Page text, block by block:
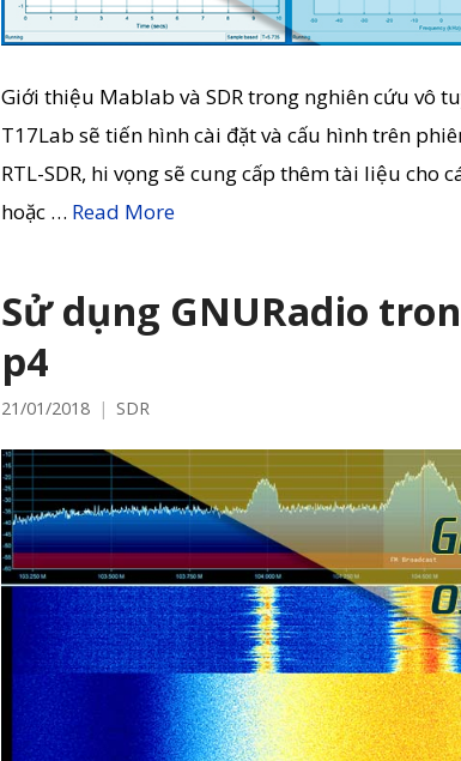
Giới thiệu Mablab và SDR trong nghiên cứu vô
T17Lab sẽ tiến hình cài đặt và cấu hình trên
RTL-SDR, hi vọng sẽ cung cấp thêm tài liệu cho
hoặc … Read More
Sử dụng GNURadio
p4
21/01/2018 SDR